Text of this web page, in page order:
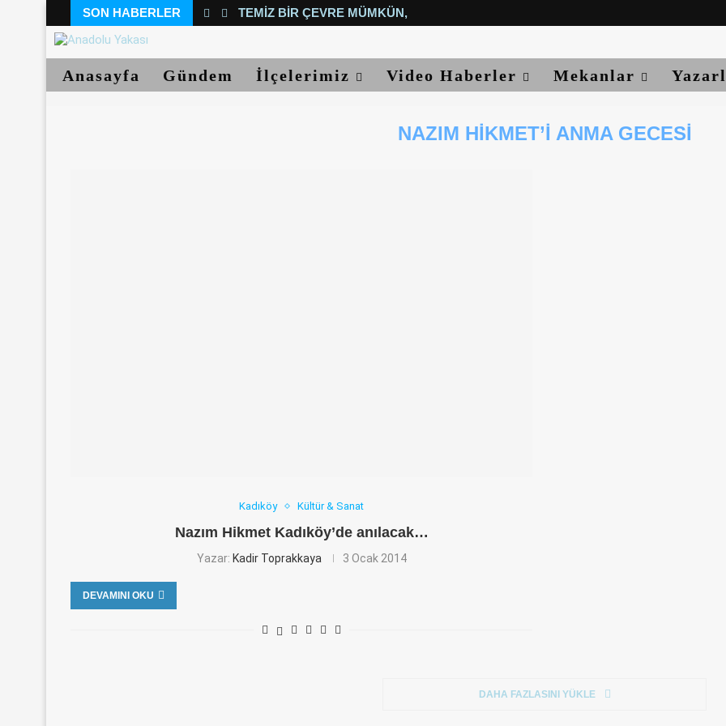
SON HABERLER TEMIZ BIR ÇEVRE MÜMKÜN, YETER...
Anasayfa Gündem İlçelerimiz Video Haberler Mekanlar
NAZIM HIKMET’I ANMA GECESI
Kadıköy Kültür & Sanat
Nazım Hikmet Kadıköy’de anılacak…
Yazar: Kadir Toprakkaya 3 Ocak 2014
DEVAMINI OKU
DAHA FAZLASINI YÜKLE